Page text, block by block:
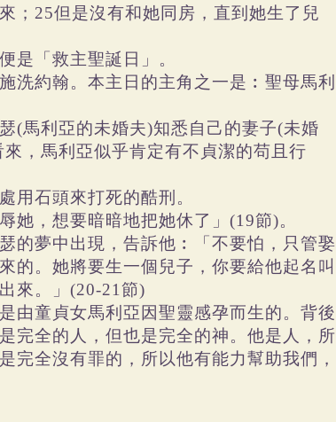
；25但是沒有和她同房，直到她生了兒
是「救主聖誕日」。
洗約翰。本主日的主角之一是︰聖母馬利
(馬利亞的未婚夫)知悉自己的妻子(未婚
，馬利亞似乎肯定有不貞潔的苟且行
用石頭來打死的酷刑。
她，想要暗暗地把她休了」(19節)。
的夢中出現，告訴他︰「不要怕，只管娶
的。她將要生一個兒子，你要給他起名叫
來。」(20-21節)
由童貞女馬利亞因聖靈感孕而生的。背後
完全的人，但也是完全的神。他是人，所
完全沒有罪的，所以他有能力幫助我們，